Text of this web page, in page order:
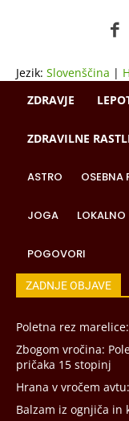
Jezik: Slovenščina |
ZDRAVJE
ZDRAVILNE
ASTRO OSEBNA
JOGA LOKALNO
POGOVORI
ZADNJE OBJAVE
Poletna rez
Zbogom vročina:
pričaka 15 stopinj
Hrana v vročem
Balzam iz ognjiča in